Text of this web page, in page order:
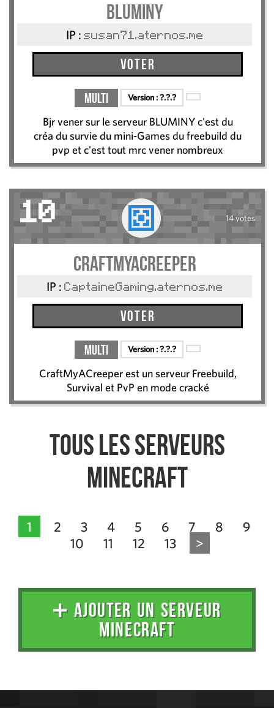
BLUMINY
IP : susan71.aternos.me
Voter
Multi Version :?.?.?
Bjr vener sur le serveur BLUMINY c'est du
créa du survie du mini-Games du freebuild du
pvp et c'est tout mrc vener nombreux
10 14 votes
CraftMyACreeper
IP : CaptaineGaming.aternos.me
Voter
Multi Version :?.?.?
CraftMyACreeper est un serveur Freebuild,
Survival et PvP en mode cracké
Tous les serveurs
Minecraft
1 2 3 4 5 6 7 8
9
10
11 12 13 >
➕ AJOUTER UN SERVEUR
MINECRAFT